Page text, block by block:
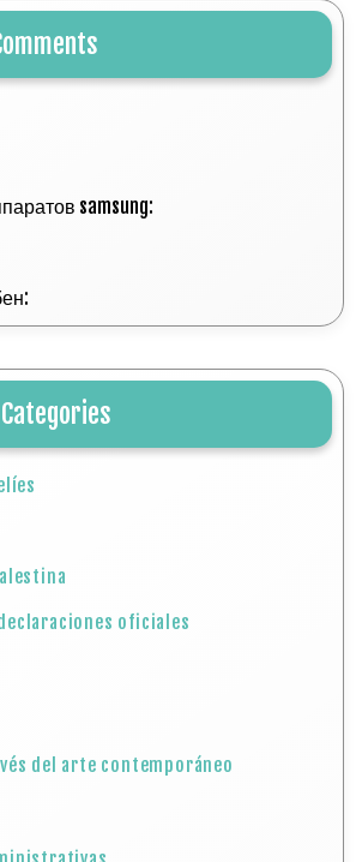
samsung:
oficiales
del arte contemporáneo